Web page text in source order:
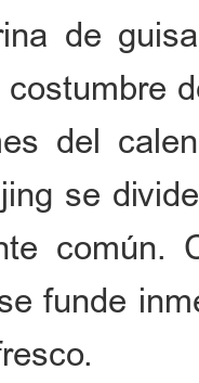
de
del
se
común.
funde